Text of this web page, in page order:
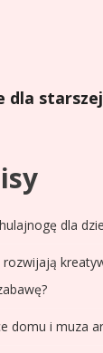
dla
dla
domu i muza